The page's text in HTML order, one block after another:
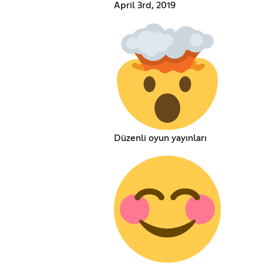
April 3rd, 2019
Düzenli oyun yayınları